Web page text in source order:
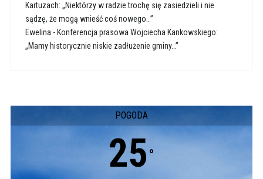
Kartuzach: „Niektórzy w radzie trochę się zasiedzieli i nie
sądzę, że mogą wnieść coś nowego…”
Ewelina - Konferencja prasowa Wojciecha Kankowskiego:
„Mamy historycznie niskie zadłużenie gminy…”
POGODA
25 °